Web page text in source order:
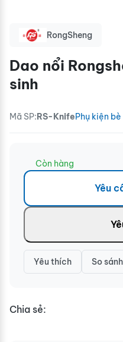
RongSheng
Dao nổi
sinh
Mã SP:RS-KnifePhụ kiện
Còn hàng
Yêu
Yêu thích So sánh
Chia sẻ: